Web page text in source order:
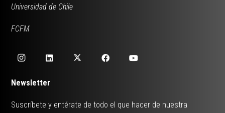
Universidad de Chile
FCFM
Newsletter
Suscríbete y entérate de todo el que hacer de nuestra